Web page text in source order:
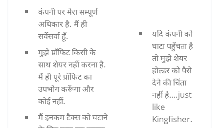
कंपनी पर मेरा सम्पूर्ण
अधिकार है. मैं ही
सर्वेसर्वा हूँ.
मुझे प्रॉफिट किसी के
साथ शेयर नहीं करना है.
मैं ही पूरे प्रॉफिट का
उपभोग करूँगा और
कोई नहीं.
मैं इनकम टैक्स को घटाने
यदि कंपनी को
घाटा पहुँचता है
तो मुझे शेयर
होल्डर को पैसे
देने की चिंता
नहीं है….just
like
Kingfisher.